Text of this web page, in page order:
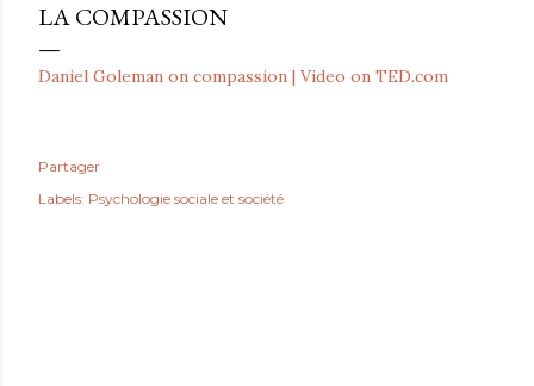
LA COMPASSION
Daniel Goleman on compassion | Video on TED.com
Partager
Labels: Psychologie sociale et société